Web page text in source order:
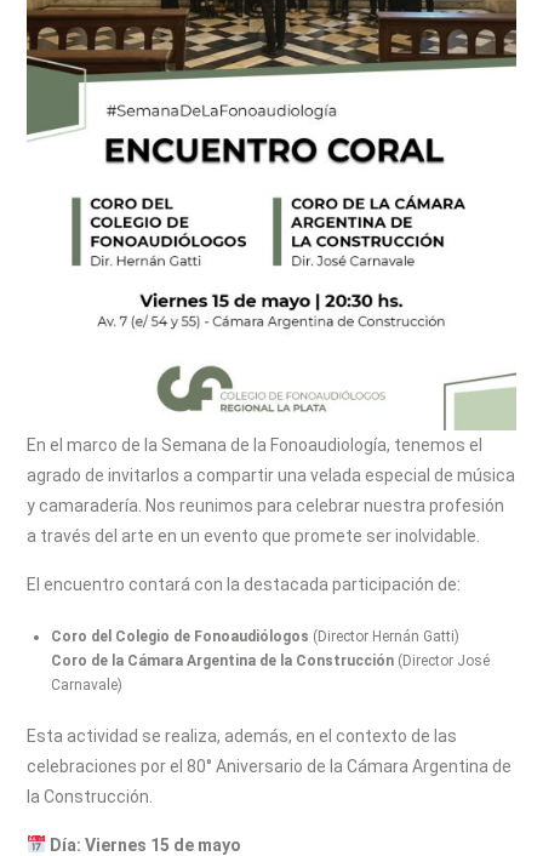
En el marco de la Semana de la Fonoaudiología, tenemos el
agrado de invitarlos a compartir una velada especial de música
y camaradería. Nos reunimos para celebrar nuestra profesión
a través del arte en un evento que promete ser inolvidable.
El encuentro contará con la destacada participación de:
Coro del Colegio de Fonoaudiólogos (Director Hernán Gatti)
Coro de la Cámara Argentina de la Construcción (Director José
Carnavale)
Esta actividad se realiza, además, en el contexto de las
celebraciones por el 80° Aniversario de la Cámara Argentina de
la Construcción.
Día: Viernes 15 de mayo